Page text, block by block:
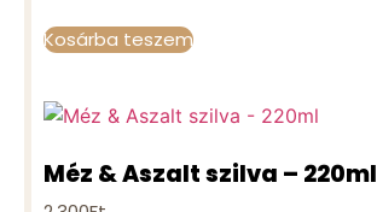
Kosárba teszem
Méz & Aszalt szilva – 220ml